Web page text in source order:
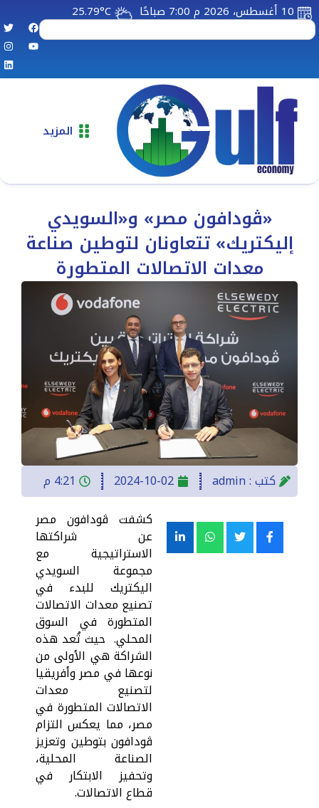
10 أغسطس، 2026 م 7:00 صباحًا 25.79°C
المزيد
«ڤودافون مصر» و«السويدي
إليكتريك» تتعاونان لتوطين صناعة
معدات الاتصالات المتطورة
كتب :admin
2024-10-02
4:21 م
كشفت ڤودافون مصر
عن شراكتها
الاستراتيجية مع
مجموعة السويدي
اليكتريك للبدء في
تصنيع معدات الاتصالات
المتطورة في السوق
المحلي. حيث تُعد هذه
الشراكة هي الأولى من
نوعها في مصر وأفريقيا
لتصنيع معدات
الاتصالات المتطورة في
مصر، مما يعكس التزام
ڤودافون بتوطين وتعزيز
الصناعة المحلية،
وتحفيز الابتكار في
قطاع الاتصالات.